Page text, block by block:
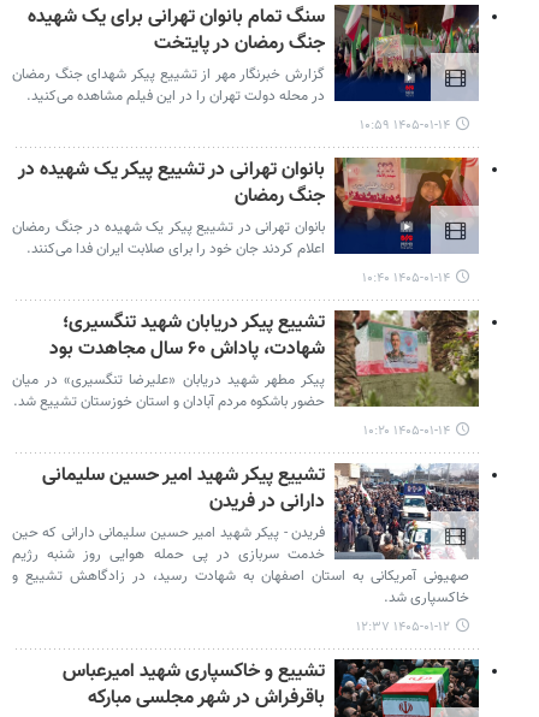
سنگ تمام بانوان تهرانی‌ برای یک شهیده
جنگ رمضان در پایتخت
گزارش خبرنگار مهر از تشییع پیکر شهدای جنگ رمضان
در محله دولت تهران را در این فیلم مشاهده می‌کنید.
۱۴۰۵-۰۱-۱۴ ۱۰:۵۹
بانوان تهرانی در تشییع پیکر یک شهیده در
جنگ رمضان
بانوان تهرانی در تشییع پیکر یک شهیده در جنگ رمضان
اعلام کردند جان خود را برای صلابت ایران فدا می‌کنند.
۱۴۰۵-۰۱-۱۴ ۱۰:۴۰
تشییع پیکر دریابان شهید تنگسیری؛
شهادت، پاداش ۶۰ سال مجاهدت بود
پیکر مطهر شهید دریابان «علیرضا تنگسیری» در میان
حضور باشکوه مردم آبادان و استان خوزستان تشییع شد.
۱۴۰۵-۰۱-۱۴ ۱۰:۲۰
تشییع پیکر شهید امیر حسین سلیمانی
دارانی در فریدن
فریدن - پیکر شهید امیر حسین سلیمانی دارانی که حین
خدمت سربازی در پی حمله هوایی روز شنبه رژیم
صهیونی آمریکانی به استان اصفهان به شهادت رسید، در زادگاهش تشییع و
خاکسپاری شد.
۱۴۰۵-۰۱-۱۲ ۱۲:۳۷
تشییع و خاکسپاری شهید امیرعباس
باقرفراش در شهر مجلسی مبارکه